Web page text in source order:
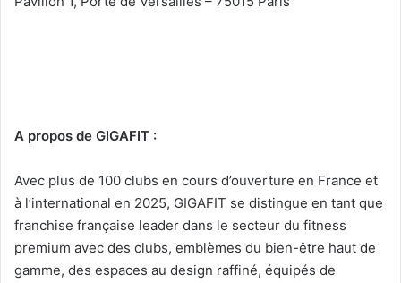
A propos de GIGAFIT :
Avec plus de 100 clubs en cours d’ouverture en France et
à l’international en 2025, GIGAFIT se distingue en tant que
franchise française leader dans le secteur du fitness
premium avec des clubs, emblèmes du bien-être haut de
gamme, des espaces au design raffiné, équipés de